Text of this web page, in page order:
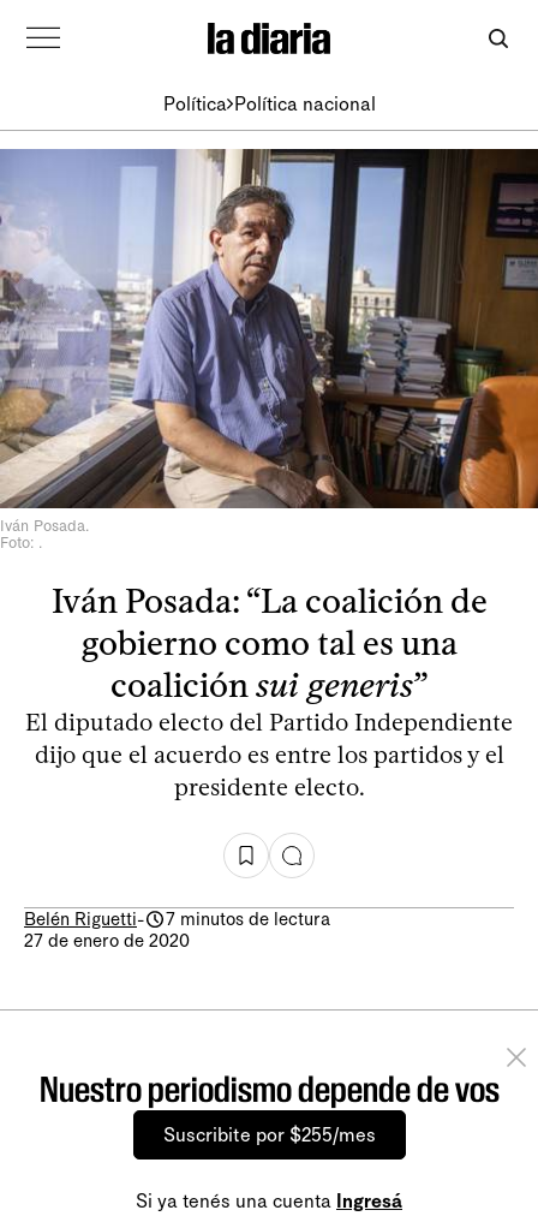
Política Política nacional
Iván Posada.
Foto: .
Iván Posada: “La coalición de
gobierno como tal es una
coalición sui generis”
El diputado electo del Partido Independiente
dijo que el acuerdo es entre los partidos y el
presidente electo.
Belén Riguetti-
7 minutos de lectura
27 de enero de 2020
Nuestro periodismo depende de vos
Suscribite por $255/mes
Si ya tenés una cuenta Ingresá